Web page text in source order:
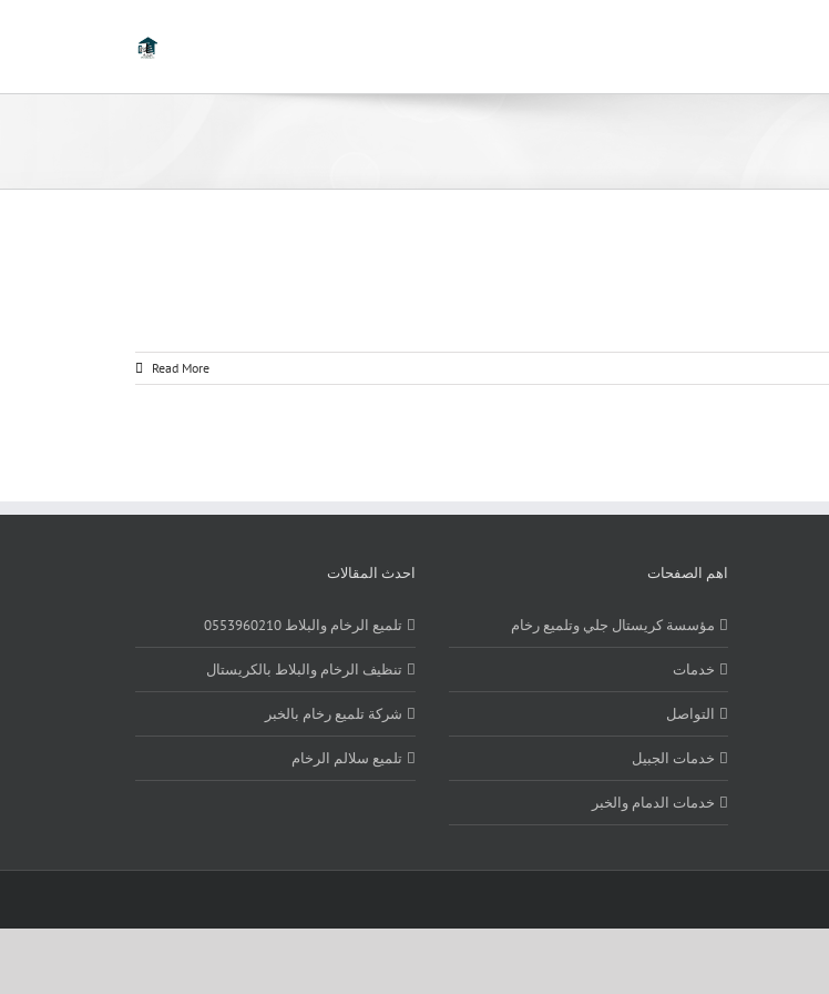
Read More
اهم الصفحات
مؤسسة كريستال جلي وتلميع رخام
خدمات
التواصل
خدمات الجبيل
خدمات الدمام والخبر
احدث المقالات
تلميع الرخام والبلاط 0553960210
تنظيف الرخام والبلاط بالكريستال
شركة تلميع رخام بالخبر
تلميع سلالم الرخام